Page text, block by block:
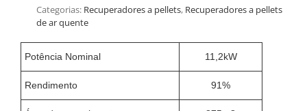
Potência Nominal 11,2kW
Rendimento 91%
Categorias: Recuperadores a pellets, Recuperadores a pellets
de ar quente